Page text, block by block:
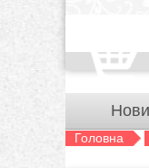
Головна